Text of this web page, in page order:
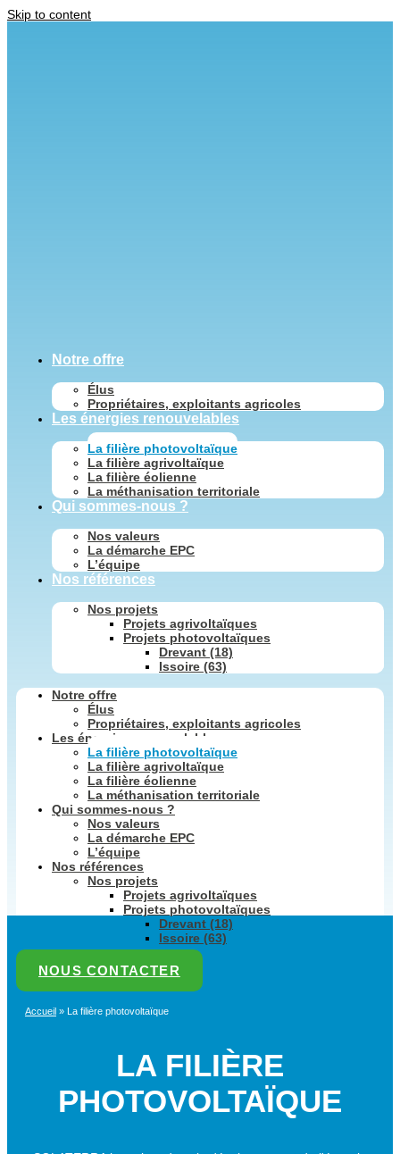
Skip to content
Notre offre
Élus
Propriétaires, exploitants agricoles
Les énergies renouvelables
La filière photovoltaïque
La filière agrivoltaïque
La filière éolienne
La méthanisation territoriale
Qui sommes-nous ?
Nos valeurs
La démarche EPC
L’équipe
Nos références
Nos projets
Projets agrivoltaïques
Projets photovoltaïques
Drevant (18)
Issoire (63)
Notre offre
Élus
Propriétaires, exploitants agricoles
Les énergies renouvelables
La filière photovoltaïque
La filière agrivoltaïque
La filière éolienne
La méthanisation territoriale
Qui sommes-nous ?
Nos valeurs
La démarche EPC
L’équipe
Nos références
Nos projets
Projets agrivoltaïques
Projets photovoltaïques
Drevant (18)
Issoire (63)
NOUS CONTACTER
Accueil » La filière photovoltaïque
LA FILIÈRE
PHOTOVOLTAÏQUE